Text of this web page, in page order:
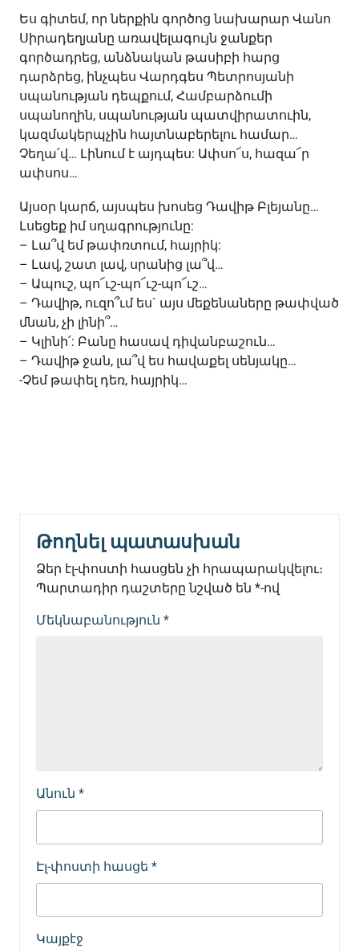
Ես գիտեմ, որ ներքին գործոց նախարար Վանո
Սիրադեղյանը առավելագույն ջանքեր
գործադրեց, անձնական թասիբի հարց
դարձրեց, ինչպես Վարդգես Պետրոսյանի
սպանության դեպքում, Համբարձումի
սպանողին, սպանության պատվիրատուին,
կազմակերպչին հայտնաբերելու համար…
Չեղա՛վ… Լինում է այդպես: Ափսո՜ս, հազա՜ր
ափսոս…
Այսօր կարճ, այսպես խոսեց Դավիթ Բլեյանը…
Լսեցեք իմ սղագրությունը:
– Լա՞վ եմ թափռտում, հայրիկ:
– Լավ, շատ լավ, սրանից լա՞վ…
– Ապուշ, պո՜ւշ-պո՜ւշ-պո՜ւշ…
– Դավիթ, ուզո՞ւմ ես` այս մեքենաները թափված
մնան, չի լինի՞…
– Կլինի՛: Բանը հասավ դիվանբաշուն…
– Դավիթ ջան, լա՞վ ես հավաքել սենյակը…
-Չեմ թափել դեռ, հայրիկ…
Թողնել պատասխան
Ձեր էլ-փոստի հասցեն չի հրապարակվելու։
Պարտադիր դաշտերը նշված են *-ով
Մեկնաբանություն *
Անուն *
Էլ-փոստի հասցե *
Կայքէջ